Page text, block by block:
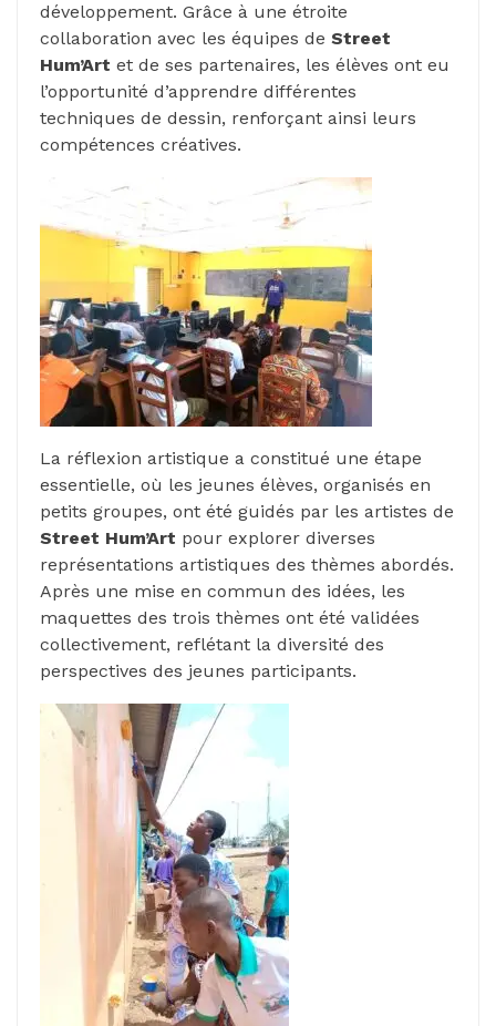
développement. Grâce à une étroite
collaboration avec les équipes de Street
Hum’Art et de ses partenaires, les élèves ont eu
l’opportunité d’apprendre différentes
techniques de dessin, renforçant ainsi leurs
compétences créatives.
La réflexion artistique a constitué une étape
essentielle, où les jeunes élèves, organisés en
petits groupes, ont été guidés par les artistes de
Street Hum’Art pour explorer diverses
représentations artistiques des thèmes abordés.
Après une mise en commun des idées, les
maquettes des trois thèmes ont été validées
collectivement, reflétant la diversité des
perspectives des jeunes participants.